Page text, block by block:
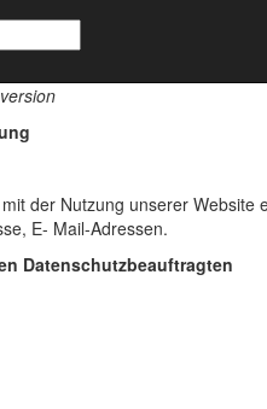
der Nutzung unserer Website
E- Mail-Adressen.
Datenschutzbeauftragten